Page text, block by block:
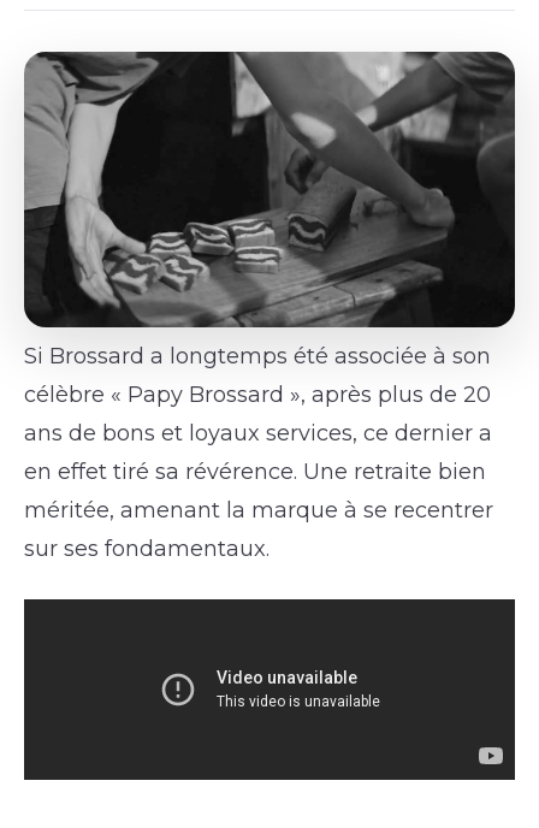
Si Brossard a longtemps été associée à son
célèbre « Papy Brossard », après plus de 20
ans de bons et loyaux services, ce dernier a
en effet tiré sa révérence. Une retraite bien
méritée, amenant la marque à se recentrer
sur ses fondamentaux.